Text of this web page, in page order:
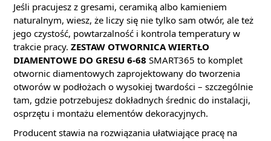
Jeśli pracujesz z gresami, ceramiką albo kamieniem
naturalnym, wiesz, że liczy się nie tylko sam otwór, ale też
jego czystość, powtarzalność i kontrola temperatury w
trakcie pracy. ZESTAW OTWORNICA WIERTŁO
DIAMENTOWE DO GRESU 6-68 SMART365 to komplet
otwornic diamentowych zaprojektowany do tworzenia
otworów w podłożach o wysokiej twardości – szczególnie
tam, gdzie potrzebujesz dokładnych średnic do instalacji,
osprzętu i montażu elementów dekoracyjnych.
Producent stawia na rozwiązania ułatwiające pracę na